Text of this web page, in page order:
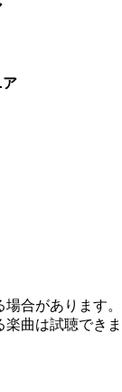
ア
合があります。
曲は試聴できま